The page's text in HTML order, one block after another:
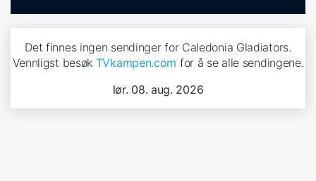
Det finnes ingen sendinger for Caledonia Gladiators.
Vennligst besøk TVkampen.com for å se alle sendingene.
lør. 08. aug. 2026